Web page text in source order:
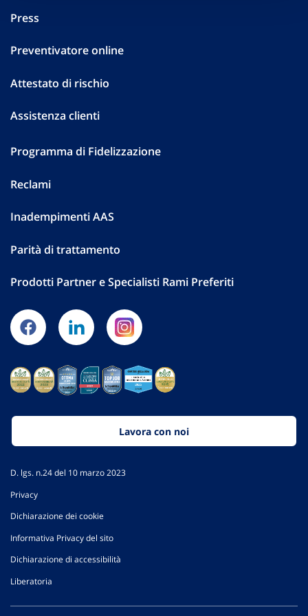
Press
Preventivatore online
Attestato di rischio
Assistenza clienti
Programma di Fidelizzazione
Reclami
Inadempimenti AAS
Parità di trattamento
Prodotti Partner e Specialisti Rami Preferiti
Lavora con noi
D. lgs. n.24 del 10 marzo 2023
Privacy
Dichiarazione dei cookie
Informativa Privacy del sito
Dichiarazione di accessibilità
Liberatoria